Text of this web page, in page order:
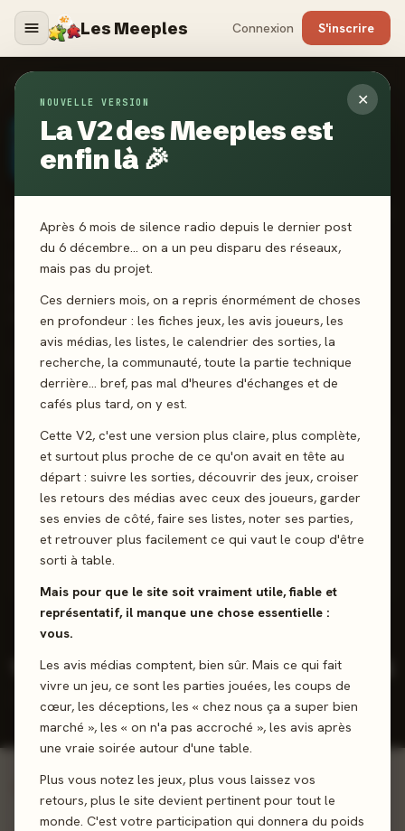
Les Meeples Connexion S'inscrire
✕
NOUVELLE VERSION
La V2 des Meeples est
enfin là 🎉
Après 6 mois de silence radio depuis le dernier post
du 6 décembre… on a un peu disparu des réseaux,
mais pas du projet.
Ces derniers mois, on a repris énormément de choses
en profondeur : les fiches jeux, les avis joueurs, les
avis médias, les listes, le calendrier des sorties, la
recherche, la communauté, toute la partie technique
derrière… bref, pas mal d'heures d'échanges et de
cafés plus tard, on y est.
Cette V2, c'est une version plus claire, plus complète,
et surtout plus proche de ce qu'on avait en tête au
départ : suivre les sorties, découvrir des jeux, croiser
les retours des médias avec ceux des joueurs, garder
ses envies de côté, faire ses listes, noter ses parties,
et retrouver plus facilement ce qui vaut le coup d'être
sorti à table.
Mais pour que le site soit vraiment utile, fiable et
représentatif, il manque une chose essentielle :
vous.
Les avis médias comptent, bien sûr. Mais ce qui fait
vivre un jeu, ce sont les parties jouées, les coups de
cœur, les déceptions, les « chez nous ça a super bien
marché », les « on n'a pas accroché », les avis après
une vraie soirée autour d'une table.
Plus vous notez les jeux, plus vous laissez vos
retours, plus le site devient pertinent pour tout le
monde. C'est votre participation qui donnera du poids
ÉDITEURS
ÉDITEUR CERTIFIÉ · CANADA · DEPUIS 2016
Lucky Duck Games
mêlant deckbuilding narratif, gestion de territoires et jeux
coopératifs, avec des titres comme Earth ou Dragons of
Etchinstone. L'éditeur s'adresse aussi bien aux familles qu'aux
joueurs confirmés en quête d'expériences accessibles et
thématiques.
Site officiel Twitter Facebook Instagram YouTube
SCORE CATALOGUE
82%
Fiable - 65 jeux notés
132
RÉFÉRENCÉS
295
REVIEWS
PRESSE
3,9/5
NOTE
JOUEURS
MOY.
2026
DERNIÈRE
SORTIE
INCONTOURNABLES
Jeux signature
Voir tout le catalogue →